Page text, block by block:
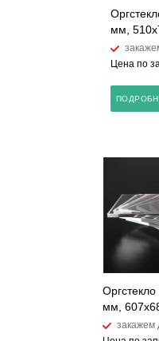
мм,
Цена по
мм,
закажем